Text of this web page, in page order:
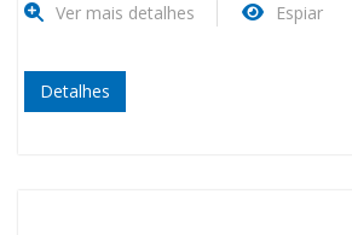
Ver mais detalhes Espiar
Detalhes